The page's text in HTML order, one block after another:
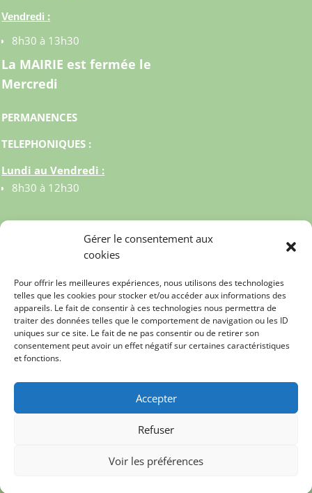
Gérer le consentement aux
cookies
Pour offrir les meilleures expériences, nous utilisons des technologies
telles que les cookies pour stocker et/ou accéder aux informations des
appareils. Le fait de consentir à ces technologies nous permettra de
traiter des données telles que le comportement de navigation ou les ID
uniques sur ce site. Le fait de ne pas consentir ou de retirer son
consentement peut avoir un effet négatif sur certaines caractéristiques
et fonctions.
Accepter
Refuser
Voir les préférences
Vendredi :
8h30 à 13h30
La MAIRIE est fermée le
Mercredi
PERMANENCES
TELEPHONIQUES :
Lundi au Vendredi :
8h30 à 12h30
© MAIRIE DE CELY 2023
REALISE PAR APPS CONSEILS FRANCE